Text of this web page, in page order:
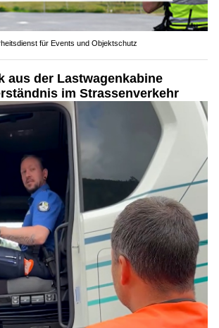
für Events und Objektschutz
aus der Lastwagenkabine
im Strassenverkehr